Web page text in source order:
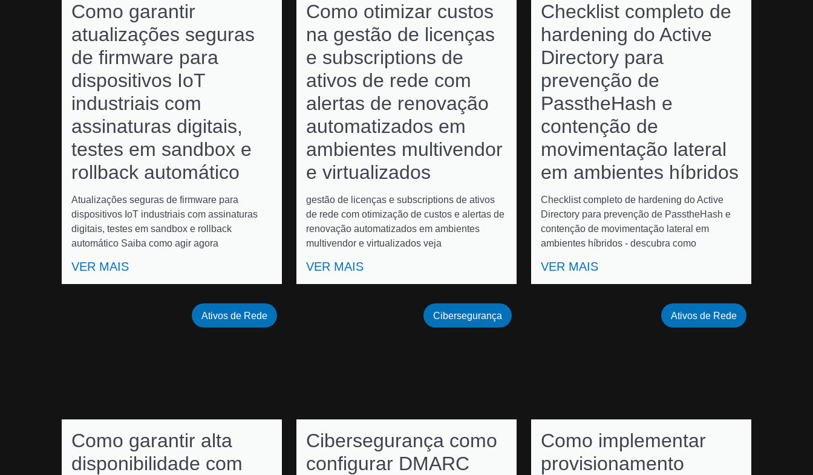
Como garantir
atualizações seguras
de firmware para
dispositivos IoT
industriais com
assinaturas digitais,
testes em sandbox e
rollback automático
Atualizações seguras de firmware para
dispositivos IoT industriais com assinaturas
digitais, testes em sandbox e rollback
automático Saiba como agir agora
VER MAIS
Como otimizar custos
na gestão de licenças
e subscriptions de
ativos de rede com
alertas de renovação
automatizados em
ambientes multivendor
e virtualizados
gestão de licenças e subscriptions de ativos
de rede com otimização de custos e alertas de
renovação automatizados em ambientes
multivendor e virtualizados veja
VER MAIS
Checklist completo de
hardening do Active
Directory para
prevenção de
PasstheHash e
contenção de
movimentação lateral
em ambientes híbridos
Checklist completo de hardening do Active
Directory para prevenção de PasstheHash e
contenção de movimentação lateral em
ambientes híbridos - descubra como
VER MAIS
Como garantir alta
disponibilidade com
Ativos de Rede
Cibersegurança como
configurar DMARC
Cibersegurança
Como implementar
provisionamento
Ativos de Rede